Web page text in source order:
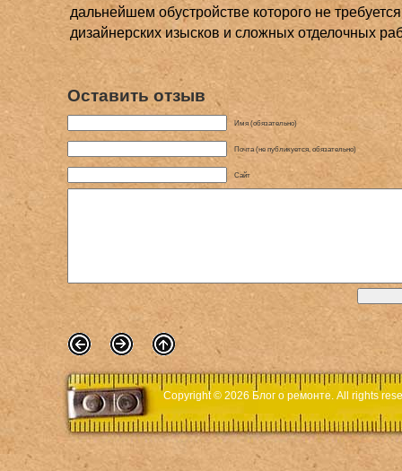
дальнейшем обустройстве которого не требуется
дизайнерских изысков и сложных отделочных
Оставить отзыв
Имя (обязательно)
Почта (не публикуется, обязательно)
Сайт
Copyright © 2026 Блог о ремонте. All rights